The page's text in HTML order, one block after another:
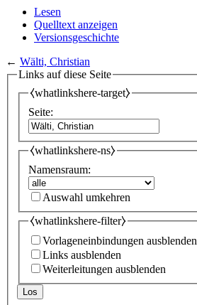
Lesen
Quelltext anzeigen
Versionsgeschichte
← Wälti, Christian
Links auf diese Seite
⧼whatlinkshere-target⧽
Seite:
⧼whatlinkshere-ns⧽
Namensraum:
Auswahl umkehren
⧼whatlinkshere-filter⧽
Vorlageneinbindungen ausblenden
Links ausblenden
Weiterleitungen ausblenden
Los